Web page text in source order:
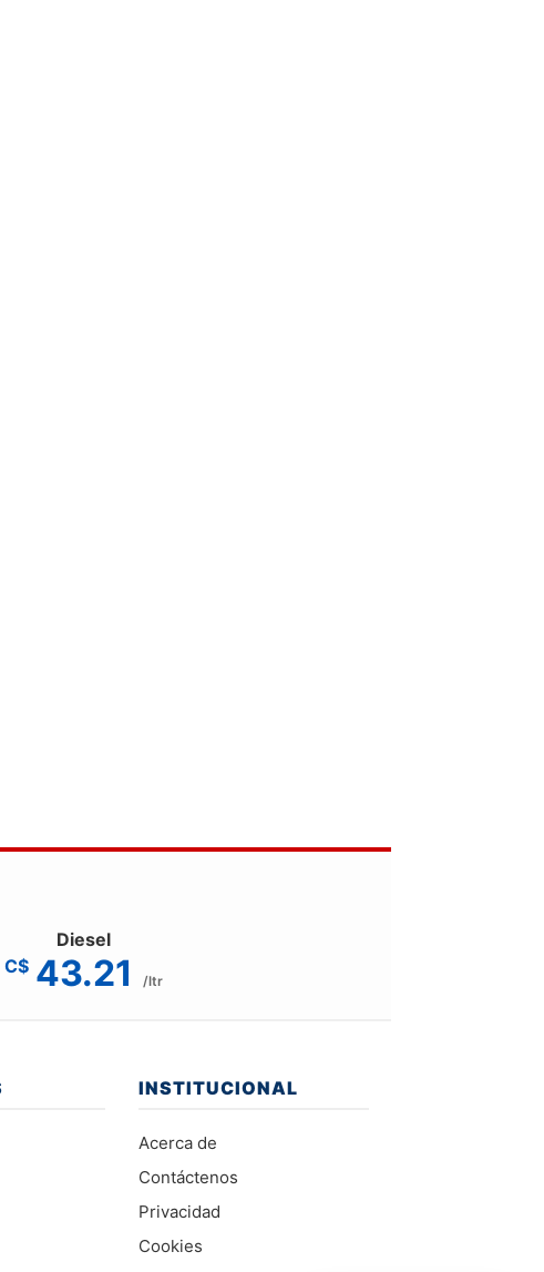
Diesel
C$ 43.21 /ltr
INSTITUCIONAL
Acerca de
Contáctenos
Privacidad
Cookies